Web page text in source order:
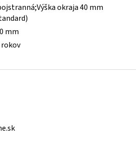
okraja 40 mm
mm
rokov